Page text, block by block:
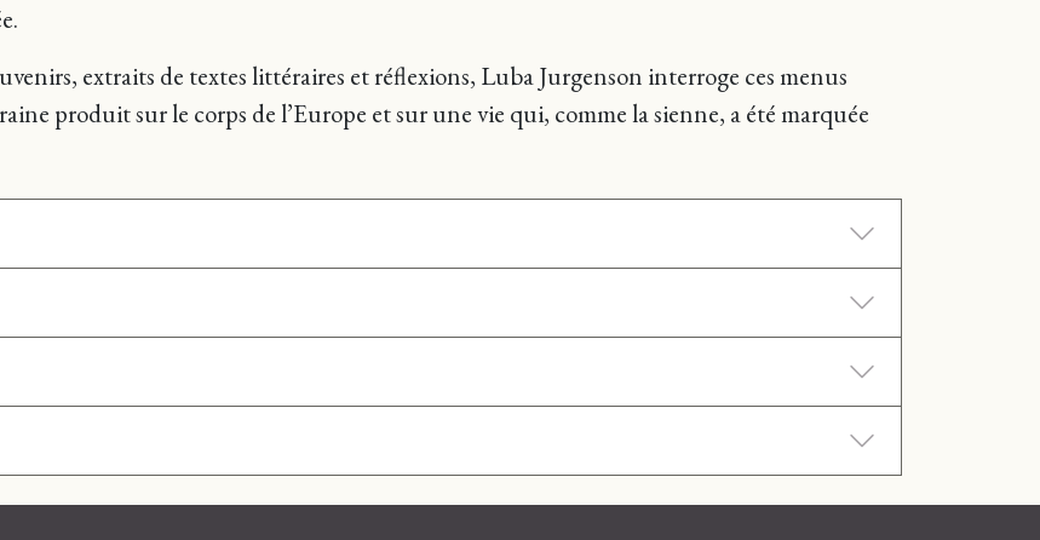
extraits de textes littéraires et réflexions, Luba Jurgenson interroge ces menus
produit sur le corps de l’Europe et sur une vie qui, comme la sienne, a été marquée